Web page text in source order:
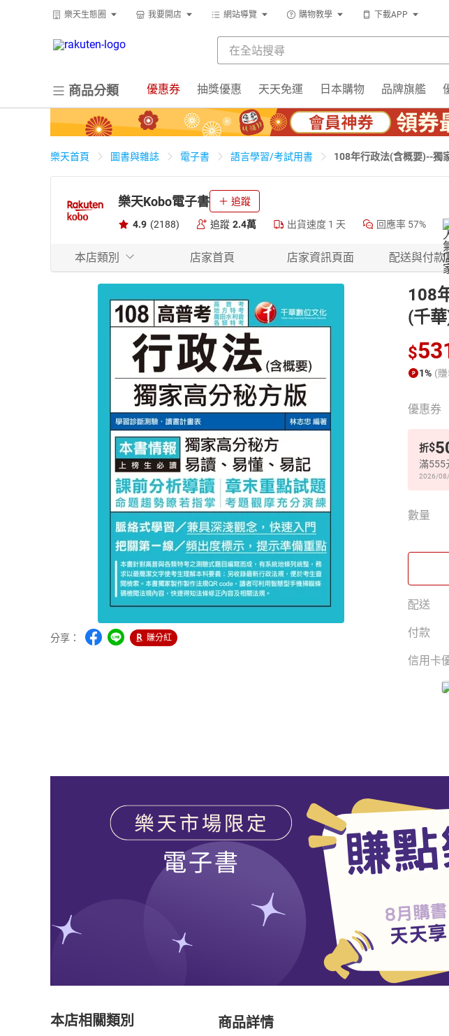
樂天生態圈 我要開店 網站導覽 購物教學 下載APP
商品分類 優惠券 抽獎優惠 天天免運 日本購物 品牌旗艦
樂天首頁 圖書與雜誌 電子書 語言學習/考試用書 108年行政法(含概要)--獨
樂天Kobo電子書 追蹤
4.9 (2188) 追蹤 2.4萬 出貨速度 1 天 回應率 57%
本店類別 店家首頁 店家資訊頁面 配送與付款
分享： 賺分紅
108
(千華
$
1% (
優惠券
折$
滿555
2026/
數量
配送
付款
信用卡
本店相關類別 商品詳情